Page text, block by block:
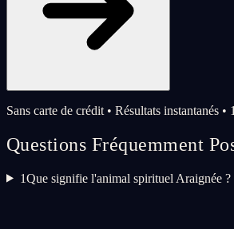
Sans carte de crédit • Résultats instantanés •
Questions Fréquemment
1Que signifie l'animal spirituel Araignée ?